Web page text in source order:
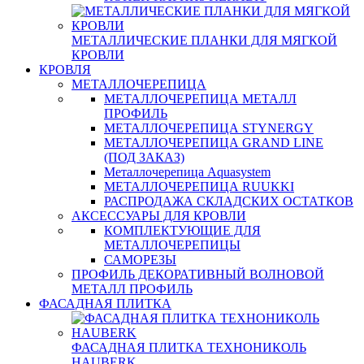
МЕТАЛЛИЧЕСКИЕ ПЛАНКИ ДЛЯ МЯГКОЙ
КРОВЛИ
КРОВЛЯ
МЕТАЛЛОЧЕРЕПИЦА
МЕТАЛЛОЧЕРЕПИЦА МЕТАЛЛ
ПРОФИЛЬ
МЕТАЛЛОЧЕРЕПИЦА STYNERGY
МЕТАЛЛОЧЕРЕПИЦА GRAND LINE
(ПОД ЗАКАЗ)
Металлочерепица Aquasystem
МЕТАЛЛОЧЕРЕПИЦА RUUKKI
РАСПРОДАЖА СКЛАДСКИХ ОСТАТКОВ
АКСЕССУАРЫ ДЛЯ КРОВЛИ
КОМПЛЕКТУЮЩИЕ ДЛЯ
МЕТАЛЛОЧЕРЕПИЦЫ
САМОРЕЗЫ
ПРОФИЛЬ ДЕКОРАТИВНЫЙ ВОЛНОВОЙ
МЕТАЛЛ ПРОФИЛЬ
ФАСАДНАЯ ПЛИТКА
ФАСАДНАЯ ПЛИТКА ТЕХНОНИКОЛЬ